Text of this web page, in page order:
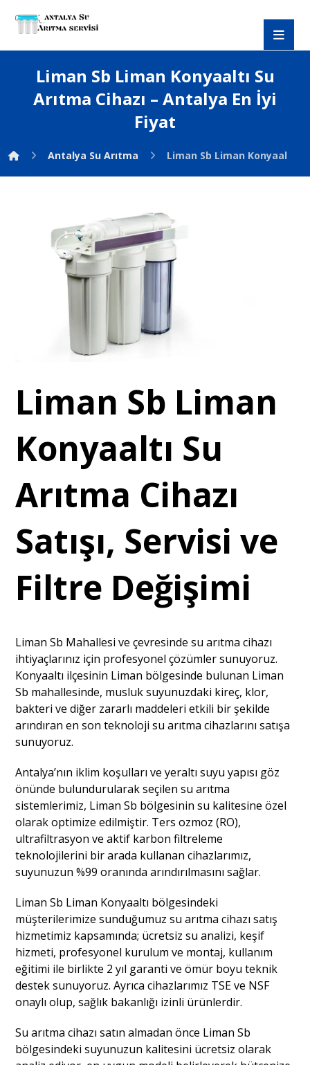
Liman Sb Liman Konyaaltı Su
Arıtma Cihazı – Antalya En İyi
Fiyat
Antalya Su Arıtma Liman Sb Liman Konyaaltı
Liman Sb Liman
Konyaaltı Su
Arıtma Cihazı
Satışı, Servisi ve
Filtre Değişimi
Liman Sb Mahallesi ve çevresinde su arıtma cihazı
ihtiyaçlarınız için profesyonel çözümler sunuyoruz.
Konyaaltı ilçesinin Liman bölgesinde bulunan Liman
Sb mahallesinde, musluk suyunuzdaki kireç, klor,
bakteri ve diğer zararlı maddeleri etkili bir şekilde
arındıran en son teknoloji su arıtma cihazlarını satışa
sunuyoruz.
Antalya’nın iklim koşulları ve yeraltı suyu yapısı göz
önünde bulundurularak seçilen su arıtma
sistemlerimiz, Liman Sb bölgesinin su kalitesine özel
olarak optimize edilmiştir. Ters ozmoz (RO),
ultrafiltrasyon ve aktif karbon filtreleme
teknolojilerini bir arada kullanan cihazlarımız,
suyunuzun %99 oranında arındırılmasını sağlar.
Liman Sb Liman Konyaaltı bölgesindeki
müşterilerimize sunduğumuz su arıtma cihazı satış
hizmetimiz kapsamında; ücretsiz su analizi, keşif
hizmeti, profesyonel kurulum ve montaj, kullanım
eğitimi ile birlikte 2 yıl garanti ve ömür boyu teknik
destek sunuyoruz. Ayrıca cihazlarımız TSE ve NSF
onaylı olup, sağlık bakanlığı izinli ürünlerdir.
Su arıtma cihazı satın almadan önce Liman Sb
bölgesindeki suyunuzun kalitesini ücretsiz olarak